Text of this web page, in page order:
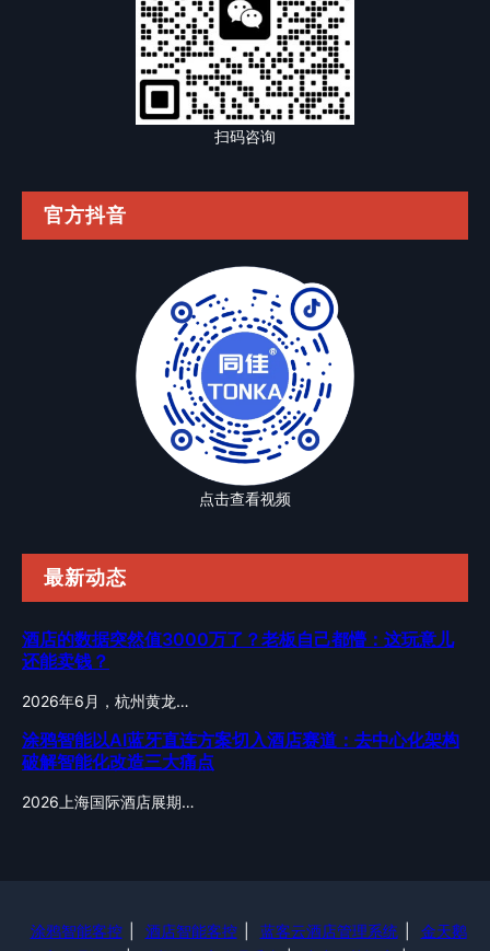
扫码咨询
官方抖音
点击查看视频
最新动态
酒店的数据突然值3000万了？老板自己都懵：这玩意儿
还能卖钱？
2026年6月，杭州黄龙…
涂鸦智能以AI蓝牙直连方案切入酒店赛道：去中心化架构
破解智能化改造三大痛点
2026上海国际酒店展期…
涂鸦智能客控 酒店智能客控 蓝客云酒店管理系统
金天鹅